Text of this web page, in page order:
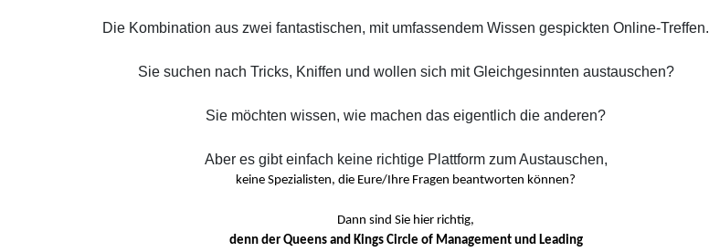
Die Kombination aus zwei fantastischen, mit umfassendem Wissen gespickten Online-Treffen.
Sie suchen nach Tricks, Kniffen und wollen sich mit Gleichgesinnten austauschen?
Sie möchten wissen, wie machen das eigentlich die anderen?
Aber es gibt einfach keine richtige Plattform zum Austauschen,
keine Spezialisten, die Eure/Ihre Fragen beantworten können?
Dann sind Sie hier richtig,
denn der Queens and Kings Circle of Management und Leading